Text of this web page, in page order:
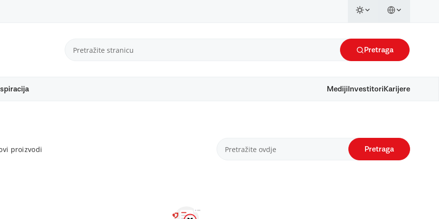
Pretraga
Mediji Investitori Karijere
proizvodi Pretraga